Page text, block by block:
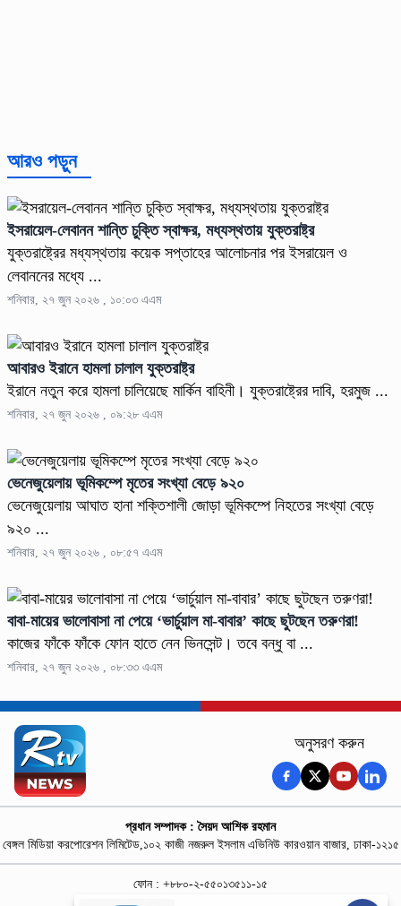
আরও পড়ুন
ইসরায়েল-লেবানন শান্তি চুক্তি স্বাক্ষর, মধ্যস্থতায় যুক্তরাষ্ট্র
যুক্তরাষ্ট্রের মধ্যস্থতায় কয়েক সপ্তাহের আলোচনার পর ইসরায়েল ও
লেবাননের মধ্যে ...
শনিবার, ২৭ জুন ২০২৬ , ১০:০৩ এএম
আবারও ইরানে হামলা চালাল যুক্তরাষ্ট্র
ইরানে নতুন করে হামলা চালিয়েছে মার্কিন বাহিনী। যুক্তরাষ্ট্রের দাবি, হরমুজ ...
শনিবার, ২৭ জুন ২০২৬ , ০৯:২৮ এএম
ভেনেজুয়েলায় ভূমিকম্পে মৃতের সংখ্যা বেড়ে ৯২০
ভেনেজুয়েলায় আঘাত হানা শক্তিশালী জোড়া ভূমিকম্পে নিহতের সংখ্যা বেড়ে
৯২০ ...
শনিবার, ২৭ জুন ২০২৬ , ০৮:৫৭ এএম
বাবা-মায়ের ভালোবাসা না পেয়ে ‘ভার্চুয়াল মা-বাবার’ কাছে ছুটছেন তরুণরা!
কাজের ফাঁকে ফাঁকে ফোন হাতে নেন ভিনসেন্ট। তবে বন্ধু বা ...
শনিবার, ২৭ জুন ২০২৬ , ০৮:৩৩ এএম
অনুসরণ করুন
প্রধান সম্পাদক : সৈয়দ আশিক রহমান
বেঙ্গল মিডিয়া করপোরেশন লিমিটেড,১০২ কাজী নজরুল ইসলাম এভিনিউ কারওয়ান বাজার, ঢাকা-১২১৫
ফোন : +৮৮০-২-৫৫০১৩৫১১-১৫